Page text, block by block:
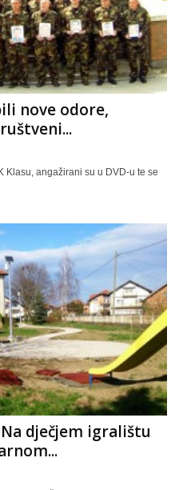
nove odore,
Klasu, angažirani su u DVD-u te se
dječjem igralištu